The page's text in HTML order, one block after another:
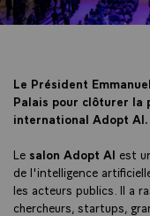
Le Président
Palais pour clôturer la
international Adopt AI.
Le salon Adopt AI est
de l'intelligence
les acteurs publics. Il a
chercheurs, startups,